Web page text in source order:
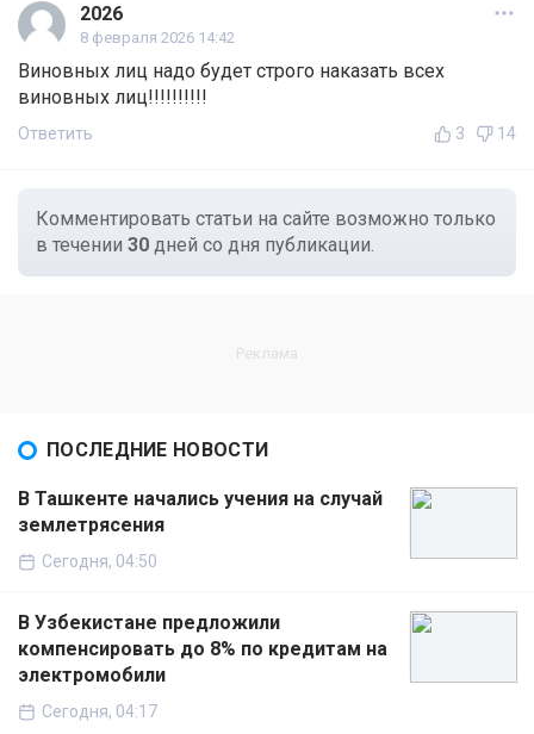
2026
8 февраля 2026 14:42
Виновных лиц надо будет строго наказать всех
виновных лиц!!!!!!!!!!
Ответить 3 14
Комментировать статьи на сайте возможно только
в течении 30 дней со дня публикации.
ПОСЛЕДНИЕ НОВОСТИ
В Ташкенте начались учения на случай
землетрясения
Сегодня, 04:50
В Узбекистане предложили
компенсировать до 8% по кредитам на
электромобили
Сегодня, 04:17